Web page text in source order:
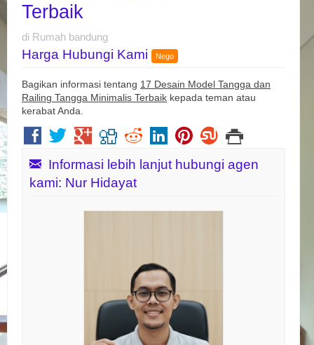
Terbaik
di Rumah bandung
Harga Hubungi Kami Nego
Bagikan informasi tentang 17 Desain Model Tangga dan
Railing Tangga Minimalis Terbaik kepada teman atau
kerabat Anda.
Informasi lebih lanjut hubungi agen
kami: Nur Hidayat